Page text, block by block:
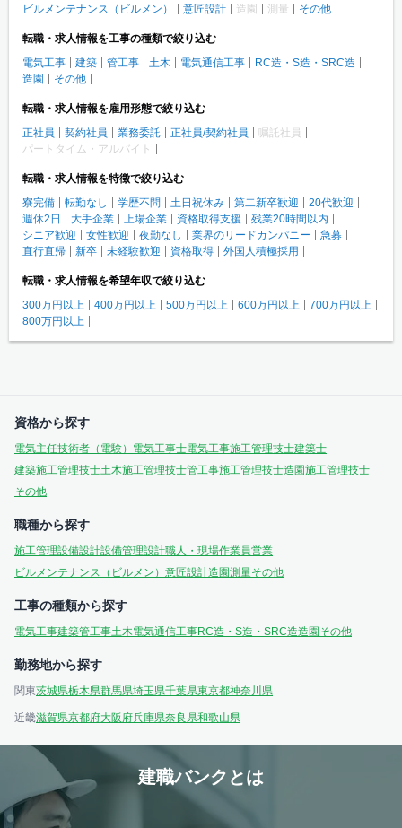
ビルメンテナンス（ビルメン）
意匠設計 造園 測量 その他
転職・求人情報を工事の種類で絞り込む
電気工事
建築 管工事 土木 電気通信工事
RC造・S造・SRC造
造園
その他
転職・求人情報を雇用形態で絞り込む
正社員
契約社員 業務委託 正社員/契約社員
嘱託社員
パートタイム・アルバイト
転職・求人情報を特徴で絞り込む
寮完備
転勤なし 学歴不問 土日祝休み 第二新卒歓迎
20代歓迎
週休2日
大手企業 上場企業 資格取得支援
残業20時間以内
シニア歓迎
女性歓迎 夜勤なし 業界のリードカンパニー
急募
直行直帰
新卒 未経験歓迎 資格取得 外国人積極採用
転職・求人情報を希望年収で絞り込む
300万円以上
400万円以上 500万円以上 600万円以上
700万円以上
800万円以上
資格から探す
電気主任技術者（電験） 電気工事士電気工事施工管理技士建築士
建築施工管理技士土木施工管理技士管工事施工管理技士造園施工管理技士
その他
職種から探す
施工管理設備設計設備管理設計職人・現場作業員営業
ビルメンテナンス（ビルメン） 意匠設計造園測量その他
工事の種類から探す
電気工事建築管工事土木電気通信工事RC造・S造・SRC造造園 その他
勤務地から探す
関東茨城県栃木県群馬県埼玉県千葉県東京都神奈川県
近畿滋賀県京都府大阪府兵庫県奈良県和歌山県
建職バンクとは